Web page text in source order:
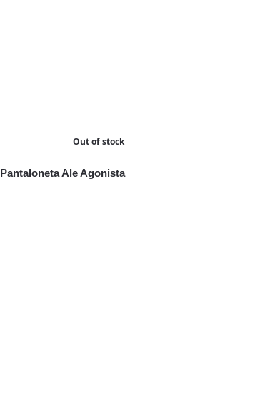
Out of stock
Pantaloneta Ale Agonista